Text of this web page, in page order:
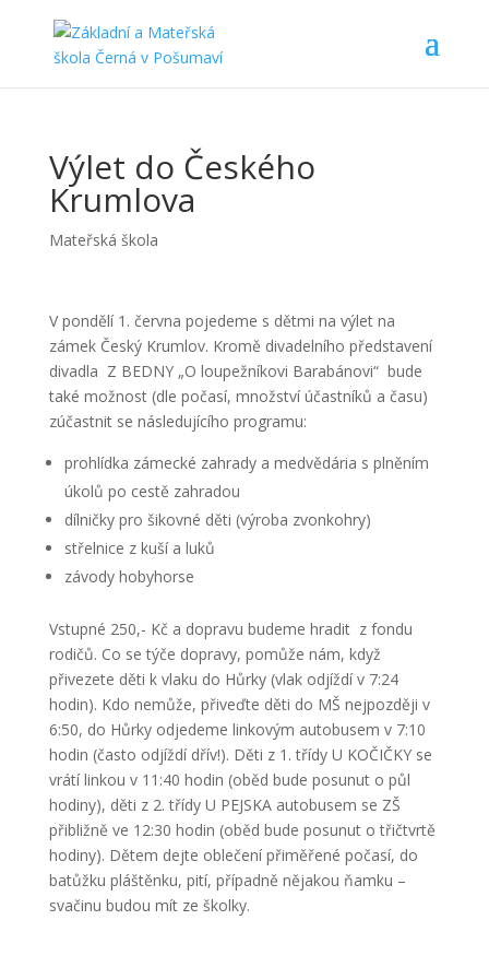
Výlet do Českého
Krumlova
Mateřská škola
V pondělí 1. června pojedeme s dětmi na výlet na
zámek Český Krumlov. Kromě divadelního představení
divadla Z BEDNY „O loupežníkovi Barabánovi“ bude
také možnost (dle počasí, množství účastníků a času)
zúčastnit se následujícího programu:
prohlídka zámecké zahrady a medvědária s plněním
úkolů po cestě zahradou
dílničky pro šikovné děti (výroba zvonkohry)
střelnice z kuší a luků
závody hobyhorse
Vstupné 250,- Kč a dopravu budeme hradit z fondu
rodičů. Co se týče dopravy, pomůže nám, když
přivezete děti k vlaku do Hůrky (vlak odjíždí v 7:24
hodin). Kdo nemůže, přiveďte děti do MŠ nejpozději v
6:50, do Hůrky odjedeme linkovým autobusem v 7:10
hodin (často odjíždí dřív!). Děti z 1. třídy U KOČIČKY se
vrátí linkou v 11:40 hodin (oběd bude posunut o půl
hodiny), děti z 2. třídy U PEJSKA autobusem se ZŠ
přibližně ve 12:30 hodin (oběd bude posunut o třičtvrtě
hodiny). Dětem dejte oblečení přiměřené počasí, do
batůžku pláštěnku, pití, případně nějakou ňamku –
svačinu budou mít ze školky.